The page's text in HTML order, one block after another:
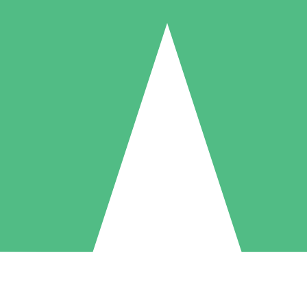
Individuele Creditpakketten
per gebruik met downloadtegoeden. Geen maandelijkse verplichting
5 Downloaden
US$